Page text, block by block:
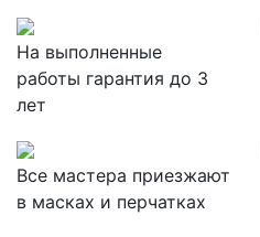
На выполненные
работы гарантия до 3
лет
Все мастера приезжают
в масках и перчатках